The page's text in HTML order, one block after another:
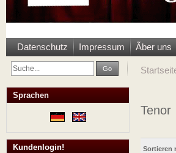
Datenschutz Impressum Ãber uns
Go
Tenor
Sortieren
Sprachen
Kundenlogin!